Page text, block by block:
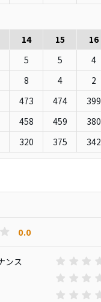
14 15 16
5 5 4
8 4 2
473 474 399
458 459 380
320 375 342
0.0
ンス